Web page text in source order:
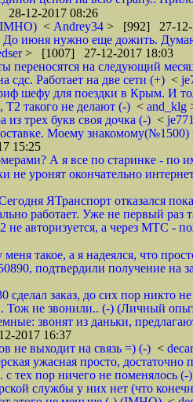
12-2017 08:26
< Andrey34 > [992] 27-12-
июня нужно еще дожить.
> [1007] 27-12-2017 18:03
переносятся на следующий
сдс. Работает на две сети (+) <
шефу для поездки в Крым. И
такого не делают (-) < and_klg
из трех букв своя дочка (-) <
Моему знакомому(№1500)
15:25
А я все по старинке - по
не уронят окончательно
ЯТранспорт отказался
работает. Уже не первый раз
не авторизуется, а через МТС -
меня такое, а я надеялся, что
подтвердили получение на
сделал заказ, до сих пор никто
Тож не звонили.. (-) (Личный
звонят из даньки,
2017 16:37
не выходит на связь =) (-) <
ужасная просто,
тех пор ничего не поменялось (-)
службы у них нет (что